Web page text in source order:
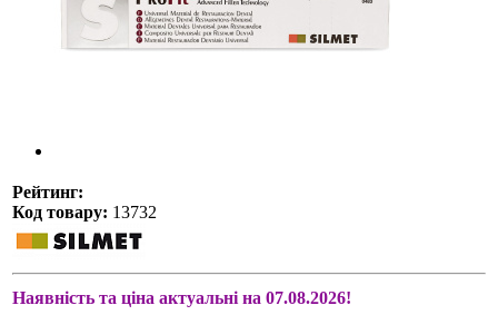
Рейтинг:
Код товару: 13732
Наявність та ціна актуальні на 07.08.2026!